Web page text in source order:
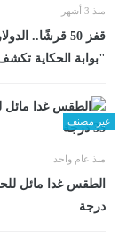
منذ 3 أشهر
قفز 50 قرشًا..
"بوابة الحكاية
غير مصنف
منذ عام واحد
درجة